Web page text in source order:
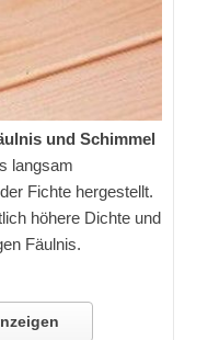
und Schimmel
langsam
Fichte hergestellt.
höhere Dichte und
Fäulnis.